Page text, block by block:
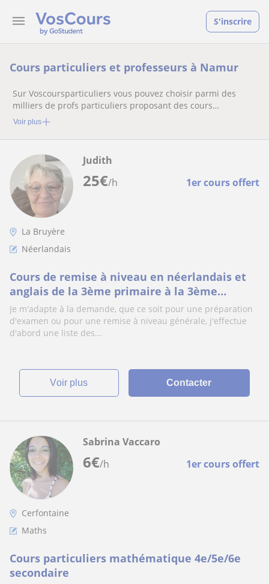
S'inscrire
Cours particuliers et professeurs à Namur
Sur Voscoursparticuliers vous pouvez choisir parmi des
milliers de profs particuliers proposant des cours
particuliers
Voir plus
25€/h 1er cours offert
Judith
La Bruyère
Néerlandais
Cours de remise à niveau en néerlandais et
anglais de la 3ème primaire à la 3ème
secondaire
Je m'adapte à la demande, que ce soit pour une préparation
d'examen ou pour une remise à niveau générale, j'effectue
d'abord une liste des...
voir plus Contacter
6€/h 1er cours offert
Sabrina Vaccaro
Cerfontaine
Maths
Cours particuliers mathématique 4e/5e/6e
secondaire